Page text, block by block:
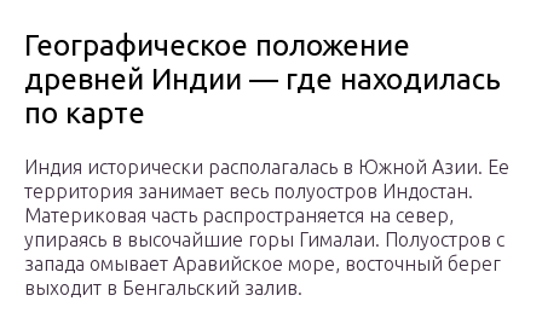
Географическое положение
древней Индии — где находилась
по карте
Индия исторически располагалась в Южной Азии. Ее
территория занимает весь полуостров Индостан.
Материковая часть распространяется на север,
упираясь в высочайшие горы Гималаи. Полуостров с
запада омывает Аравийское море, восточный берег
выходит в Бенгальский залив.